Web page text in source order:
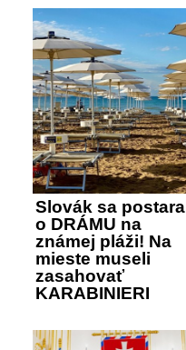
Slovák sa postaral
o DRÁMU na
známej pláži! Na
mieste museli
zasahovať
KARABINIERI